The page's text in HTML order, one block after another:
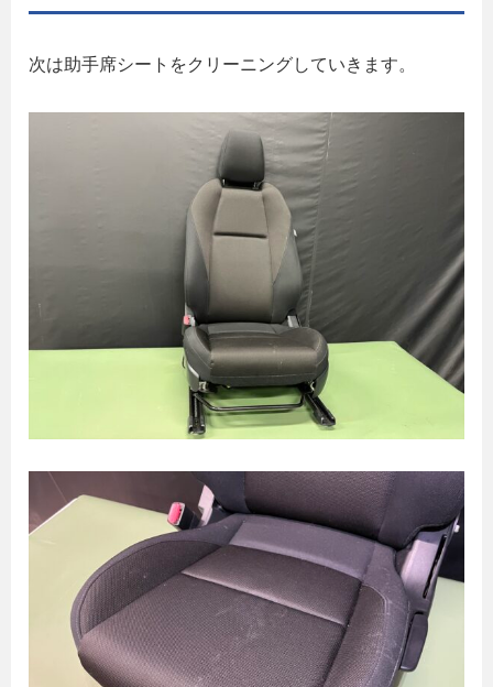
次は助手席シートをクリーニングしていきます。